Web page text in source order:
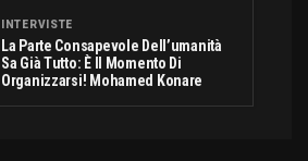
INTERVISTE
La Parte Consapevole Dell’umanità
Sa Già Tutto: È Il Momento Di
Organizzarsi! Mohamed Konare